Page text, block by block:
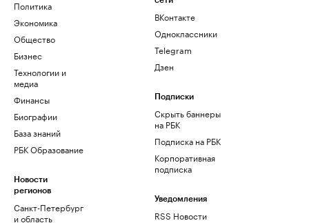
Политика
Экономика
Общество
Бизнес
Технологии и
медиа
Финансы
Биографии
База знаний
РБК Образование
Новости
регионов
Санкт-Петербург
и область
ВКонтакте
Одноклассники
Telegram
Дзен
Подписки
Скрыть баннеры
на РБК
Подписка на РБК
Корпоративная
подписка
Уведомления
RSS Новости